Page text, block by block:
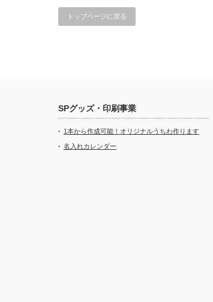
トップページに戻る
SPグッズ・印刷事業
1本から作成可能！オリジナルうちわ作ります
名入れカレンダー